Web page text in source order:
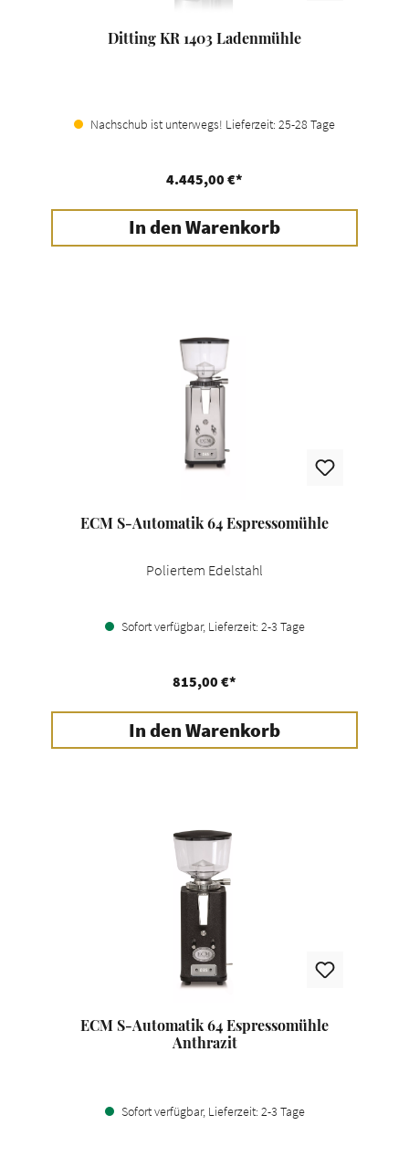
Ditting KR 1403 Ladenmühle
Nachschub ist unterwegs! Lieferzeit: 25-28 Tage
4.445,00 €*
In den Warenkorb
ECM S-Automatik 64 Espressomühle
Poliertem Edelstahl
Sofort verfügbar, Lieferzeit: 2-3 Tage
815,00 €*
In den Warenkorb
ECM S-Automatik 64 Espressomühle
Anthrazit
Sofort verfügbar, Lieferzeit: 2-3 Tage